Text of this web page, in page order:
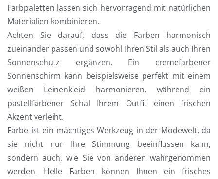
Farbpaletten lassen sich hervorragend mit natürlichen
Materialien kombinieren.
Achten Sie darauf, dass die Farben harmonisch
zueinander passen und sowohl Ihren Stil als auch Ihren
Sonnenschutz ergänzen. Ein cremefarbener
Sonnenschirm kann beispielsweise perfekt mit einem
weißen Leinenkleid harmonieren, während ein
pastellfarbener Schal Ihrem Outfit einen frischen
Akzent verleiht.
Farbe ist ein mächtiges Werkzeug in der Modewelt, da
sie nicht nur Ihre Stimmung beeinflussen kann,
sondern auch, wie Sie von anderen wahrgenommen
werden. Helle Farben können Ihnen ein frisches